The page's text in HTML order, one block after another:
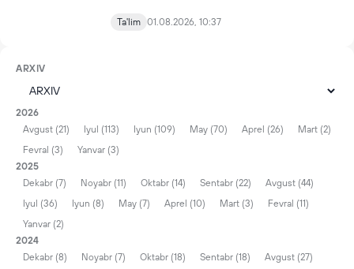
Ta'lim 01.08.2026, 10:37
ARXIV
2026
Avgust (21)
Iyul (113) Iyun (109) May (70) Aprel (26)
Mart (2)
Fevral (3)
Yanvar (3)
2025
Dekabr (7)
Noyabr (11) Oktabr (14) Sentabr (22)
Avgust (44)
Iyul (36)
Iyun (8) May (7) Aprel (10) Mart (3)
Fevral (11)
Yanvar (2)
2024
Dekabr (8)
Noyabr (7) Oktabr (18) Sentabr (18)
Avgust (27)